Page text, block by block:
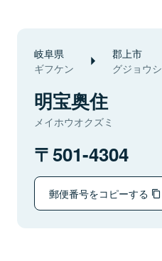
岐阜県
ギフケン
郡上市
グジョウシ
明宝奥住
メイホウオクズミ
501-4304
郵便番号をコピーする